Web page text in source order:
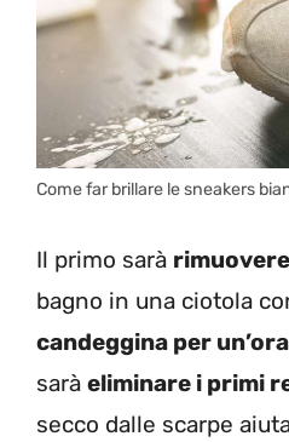
Come far brillare le sneakers
Il primo sarà
bagno in una ciotola
candeggina per un’ora
sarà eliminare i primi
secco dalle scarpe